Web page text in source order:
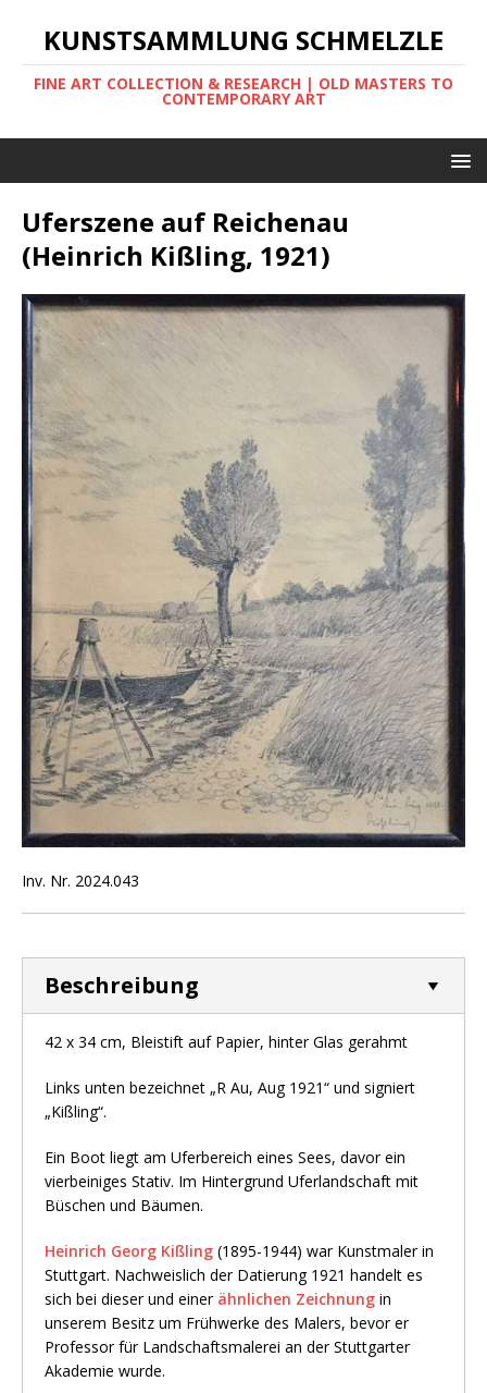
KUNSTSAMMLUNG SCHMELZLE
FINE ART COLLECTION & RESEARCH | OLD MASTERS TO
CONTEMPORARY ART
Uferszene auf Reichenau
(Heinrich Kißling, 1921)
Inv. Nr. 2024.043
Beschreibung
42 x 34 cm, Bleistift auf Papier, hinter Glas gerahmt
Links unten bezeichnet „R Au, Aug 1921“ und signiert
„Kißling“.
Ein Boot liegt am Uferbereich eines Sees, davor ein
vierbeiniges Stativ. Im Hintergrund Uferlandschaft mit
Büschen und Bäumen.
Heinrich Georg Kißling (1895-1944) war Kunstmaler in
Stuttgart. Nachweislich der Datierung 1921 handelt es
sich bei dieser und einer ähnlichen Zeichnung in
unserem Besitz um Frühwerke des Malers, bevor er
Professor für Landschaftsmalerei an der Stuttgarter
Akademie wurde.